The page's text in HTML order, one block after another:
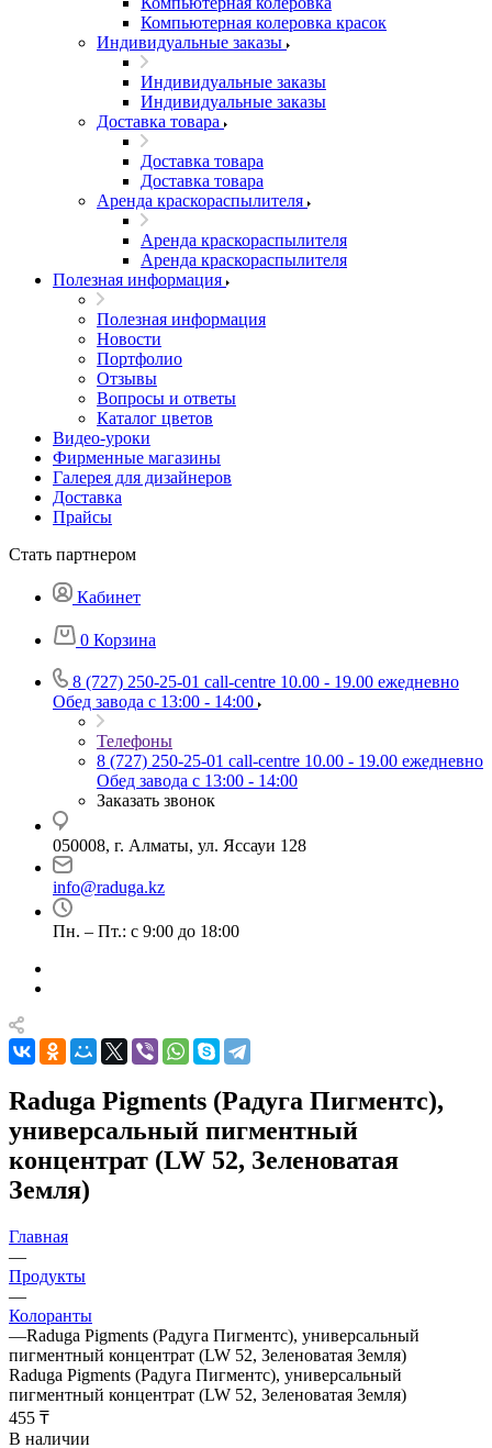
Компьютерная колеровка красок
Индивидуальные заказы
Индивидуальные заказы
Индивидуальные заказы
Доставка товара
Доставка товара
Доставка товара
Аренда краскораспылителя
Аренда краскораспылителя
Аренда краскораспылителя
Полезная информация
Полезная информация
Новости
Портфолио
Отзывы
Вопросы и ответы
Каталог цветов
Видео-уроки
Фирменные магазины
Галерея для дизайнеров
Доставка
Прайсы
Стать партнером
Кабинет
0 Корзина
8 (727) 250-25-01 call-centre 10.00 - 19.00 ежедневно
Обед завода с 13:00 - 14:00
Телефоны
8 (727) 250-25-01 call-centre 10.00 - 19.00 ежедневно
Обед завода с 13:00 - 14:00
Заказать звонок
050008, г. Алматы, ул. Яссауи 128
info@raduga.kz
Пн. – Пт.: с 9:00 до 18:00
Raduga Pigments (Радуга Пигментс),
универсальный пигментный
концентрат (LW 52, Зеленоватая
Земля)
Главная
—
Продукты
—
Колоранты
—Raduga Pigments (Радуга Пигментс), универсальный
пигментный концентрат (LW 52, Зеленоватая Земля)
Raduga Pigments (Радуга Пигментс), универсальный
пигментный концентрат (LW 52, Зеленоватая Земля)
455 ₸
В наличии